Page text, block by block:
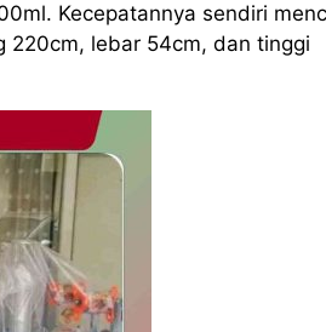
Kecepatannya sendiri
220cm, lebar 54cm, dan tinggi